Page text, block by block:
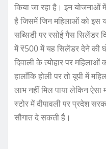
किया जा रहा है। इन योजनाओं
है जिसमें जिन महिलाओं को
सब्सिडी पर रसोई गैस सिलेंडर
में ₹500 में यह सिलेंडर देने की
दिवाली के त्योहार पर
हालाँकि होली पर तो यूपी में
लाभ नहीं मिल पाया लेकिन ऐसा
स्टोर में दीपावली पर प्रदेश
सौगात दे सकती है।